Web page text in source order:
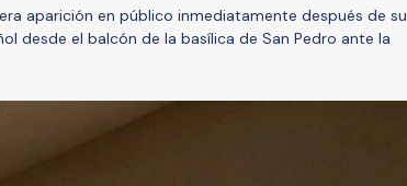
aparición en público inmediatamente después de su
desde el balcón de la basílica de San Pedro ante la